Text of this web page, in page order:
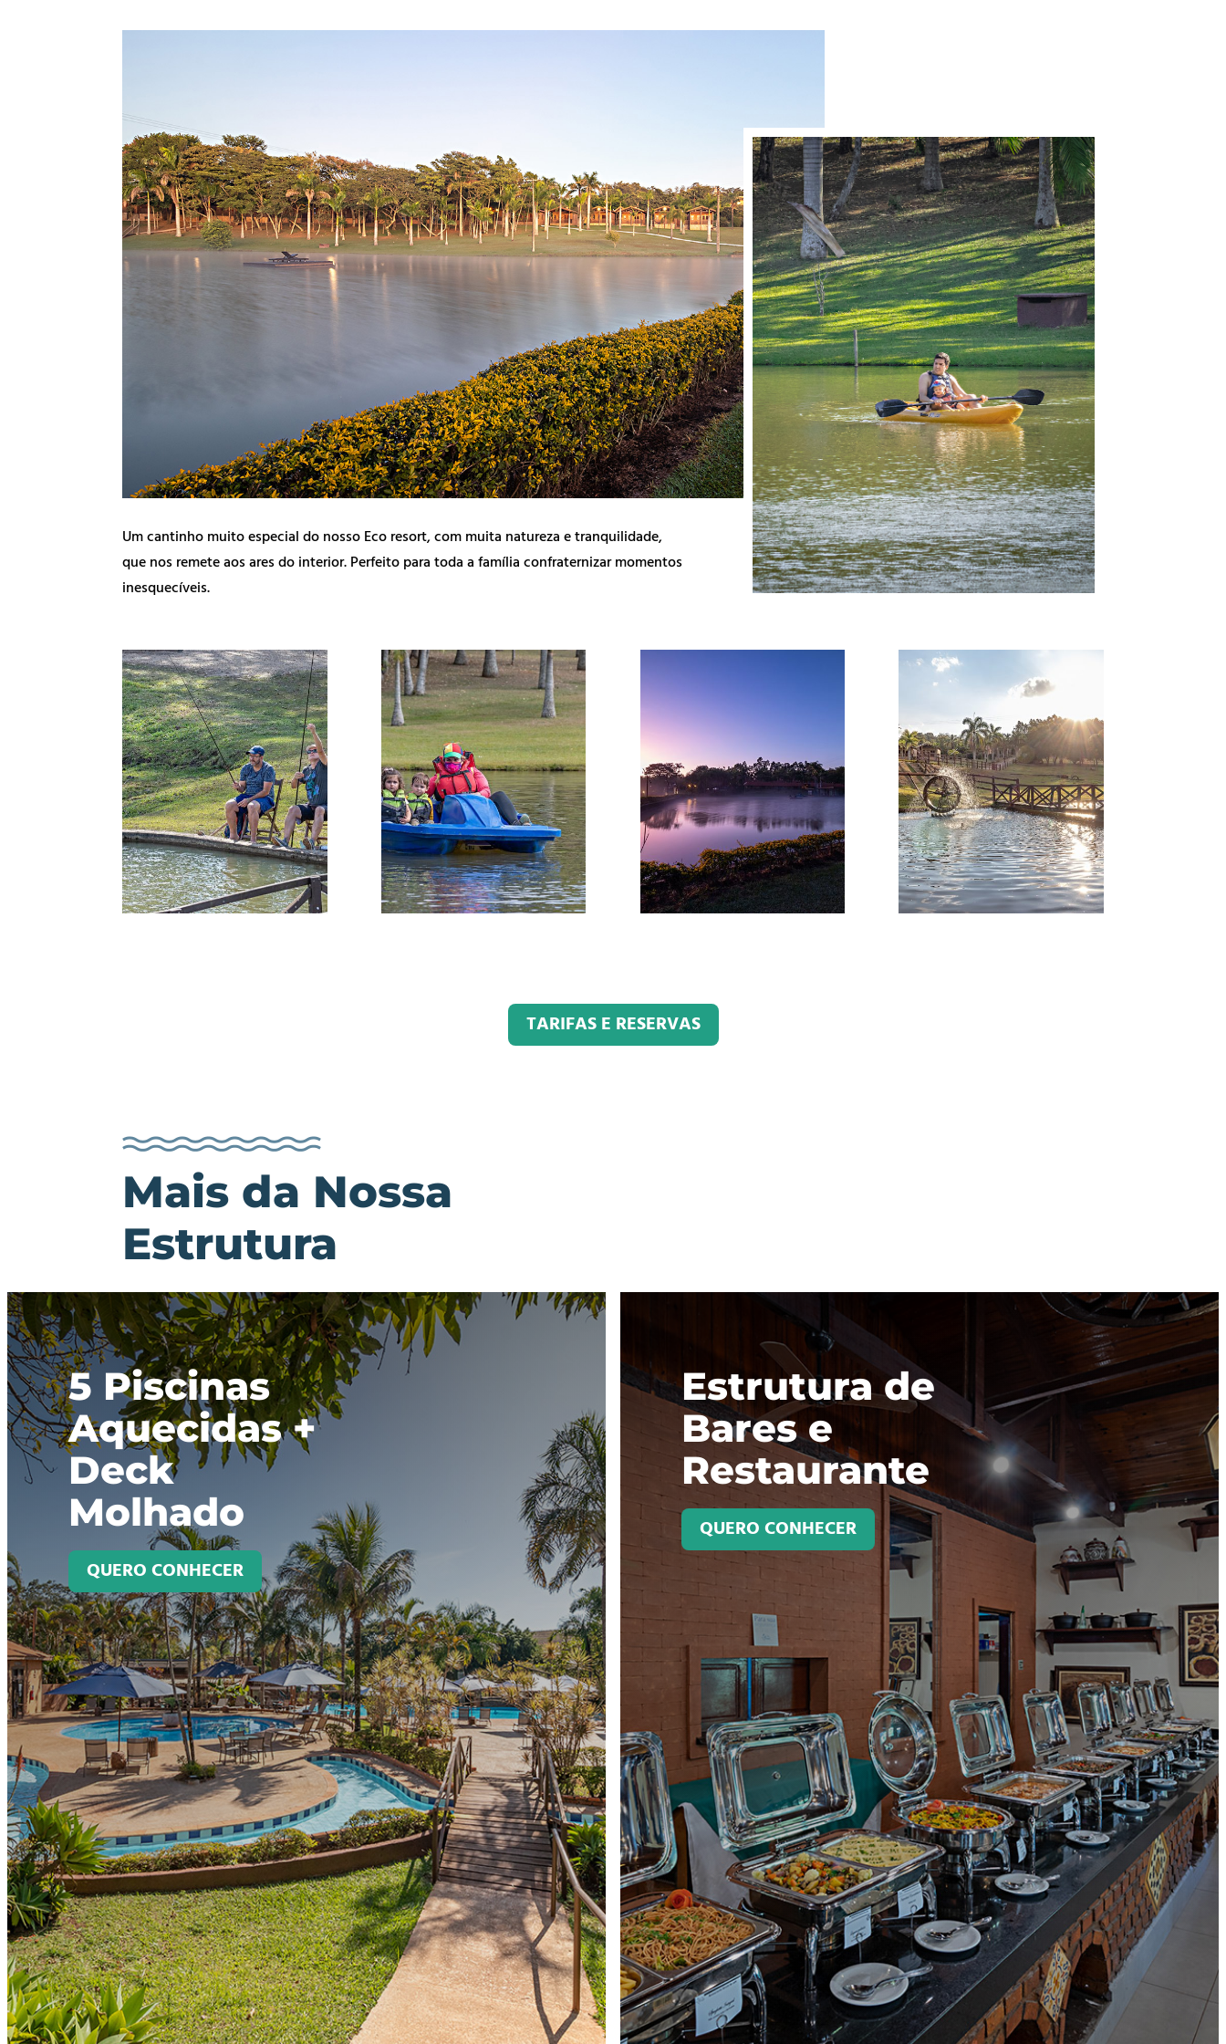
Um cantinho muito especial do nosso Eco resort, com muita natureza e tranquilidade,
que nos remete aos ares do interior. Perfeito para toda a família confraternizar momentos
inesquecíveis.
TARIFAS E RESERVAS
Mais da Nossa
Estrutura
5 Piscinas
Aquecidas +
Deck
Molhado
QUERO CONHECER
Estrutura de
Bares e
Restaurante
QUERO CONHECER